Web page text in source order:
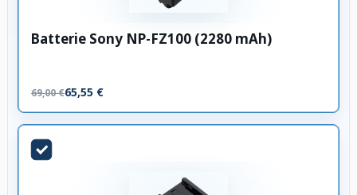
Batterie Sony NP-FZ100 (2280 mAh)
69,00 €65,55 €